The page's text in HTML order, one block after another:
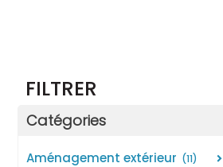
FILTRER
Catégories
aménagement extérieur (11)